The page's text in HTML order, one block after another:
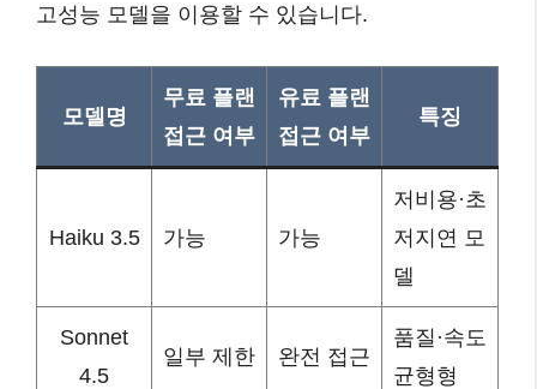
고성능 모델을 이용할 수 있습니다.
모델명
무료 플랜
접근 여부
유료 플랜
접근 여부
특징
Haiku 3.5 가능 가능
저비용·초
저지연 모
델
Sonnet
4.5
일부 제한 완전 접근
품질·속도
균형형